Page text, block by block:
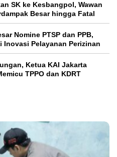
SK ke Kesbangpol, Wawan
Besar hingga Fatal
Nomine PTSP dan PPB,
Inovasi Pelayanan Perizinan
Ketua KAI Jakarta
TPPO dan KDRT